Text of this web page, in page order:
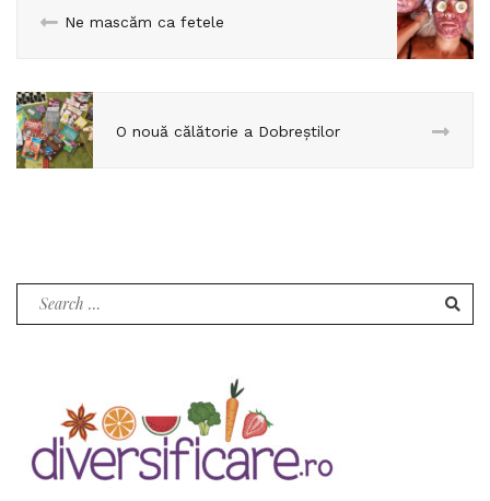
Ne mascăm ca fetele
O nouă călătorie a Dobreștilor
Search